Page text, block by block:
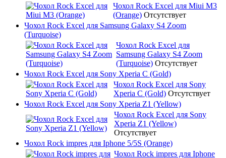
Чохол Rock Excel для Miui M3
(Orange) Отсутствует
Чохол Rock Excel для Samsung Galaxy S4 Zoom
(Turquoise)
Чохол Rock Excel для
Samsung Galaxy S4 Zoom
(Turquoise) Отсутствует
Чохол Rock Excel для Sony Xperia C (Gold)
Чохол Rock Excel для Sony
Xperia C (Gold) Отсутствует
Чохол Rock Excel для Sony Xperia Z1 (Yellow)
Чохол Rock Excel для Sony
Xperia Z1 (Yellow)
Отсутствует
Чохол Rock impres для Iphone 5/5S (Orange)
Чохол Rock impres для Iphone